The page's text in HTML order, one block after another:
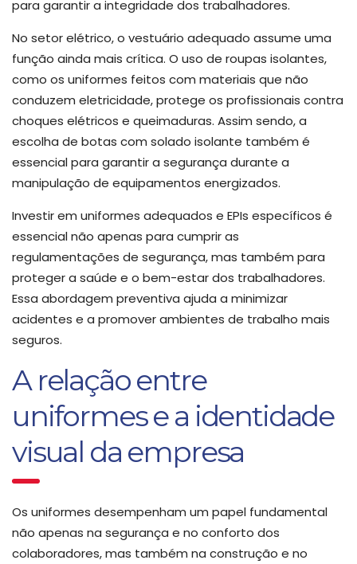
para garantir a integridade dos trabalhadores.
No setor elétrico, o vestuário adequado assume uma
função ainda mais crítica. O uso de roupas isolantes,
como os uniformes feitos com materiais que não
conduzem eletricidade, protege os profissionais contra
choques elétricos e queimaduras. Assim sendo, a
escolha de botas com solado isolante também é
essencial para garantir a segurança durante a
manipulação de equipamentos energizados.
Investir em uniformes adequados e EPIs específicos é
essencial não apenas para cumprir as
regulamentações de segurança, mas também para
proteger a saúde e o bem-estar dos trabalhadores.
Essa abordagem preventiva ajuda a minimizar
acidentes e a promover ambientes de trabalho mais
seguros.
A relação entre
uniformes e a identidade
visual da empresa
Os uniformes desempenham um papel fundamental
não apenas na segurança e no conforto dos
colaboradores, mas também na construção e no